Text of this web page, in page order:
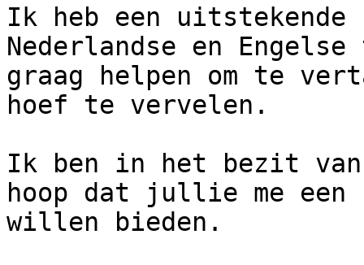
Ik heb een uitstekende
Nederlandse en
graag helpen om te
hoef te vervelen.
Ik ben in het bezit van
hoop dat jullie me een
willen bieden.